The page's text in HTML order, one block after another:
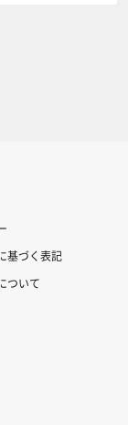
基づく表記
ついて